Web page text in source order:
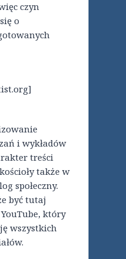
czyn
o
i wykładów
treści
także w
społeczny.
być tutaj
który
wszystkich